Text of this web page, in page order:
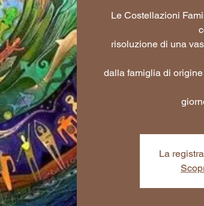
Le Costellazioni
risoluzione di una
dalla famiglia di
La